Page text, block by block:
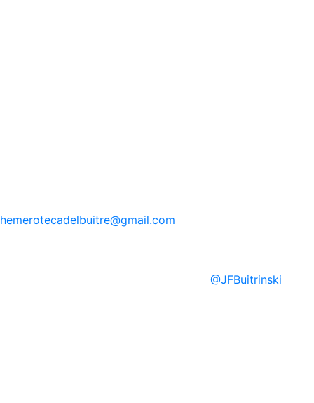
hemerotecadelbuitre@gmail.com
@JFBuitrinski